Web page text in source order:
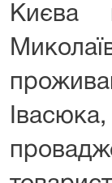
Києва